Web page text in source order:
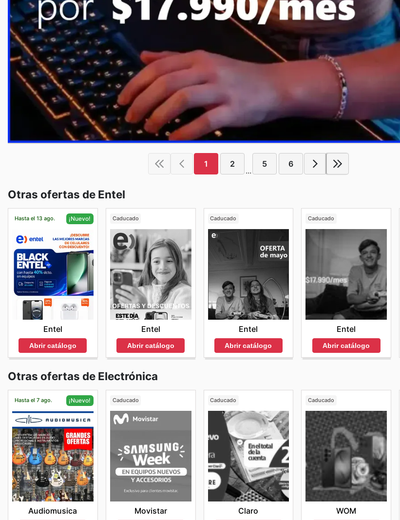
1 2
...
5 6
Otras ofertas de Entel
Hasta el 13 ago. ¡Nuevo!
Entel
Abrir catálogo
Caducado
Entel
Abrir catálogo
Caducado
Entel
Abrir catálogo
Caducado
Entel
Abrir catálogo
Otras ofertas de Electrónica
Hasta el 7 ago. ¡Nuevo!
Audiomusica
Caducado
Movistar
Caducado
Claro
Caducado
WOM